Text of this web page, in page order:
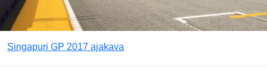
Singapuri GP 2017 ajakava